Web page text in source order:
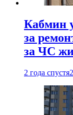
Кабмин
за
за ЧС
2 года спустя